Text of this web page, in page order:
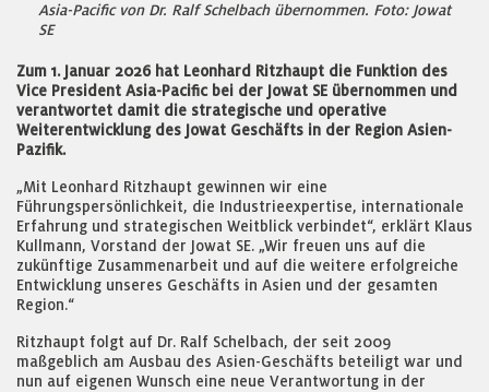
Asia-Pacific von Dr. Ralf Schelbach übernommen. Foto: Jowat
SE
Zum 1. Januar 2026 hat Leonhard Ritzhaupt die Funktion des
Vice President Asia-Pacific bei der Jowat SE übernommen und
verantwortet damit die strategische und operative
Weiterentwicklung des Jowat Geschäfts in der Region Asien-
Pazifik.
„Mit Leonhard Ritzhaupt gewinnen wir eine
Führungspersönlichkeit, die Industrieexpertise, internationale
Erfahrung und strategischen Weitblick verbindet“, erklärt Klaus
Kullmann, Vorstand der Jowat SE. „Wir freuen uns auf die
zukünftige Zusammenarbeit und auf die weitere erfolgreiche
Entwicklung unseres Geschäfts in Asien und der gesamten
Region.“
Ritzhaupt folgt auf Dr. Ralf Schelbach, der seit 2009
maßgeblich am Ausbau des Asien-Geschäfts beteiligt war und
nun auf eigenen Wunsch eine neue Verantwortung in der